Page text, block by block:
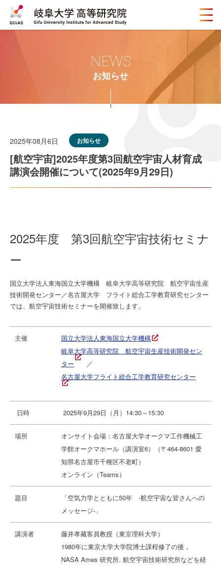
メ
ニ
ュ
ー
ボ
お知らせ
NEWS
2025年08月6日 お知らせ
[航空宇宙]2025年度第3回航空宇宙人材育成
講演会開催について(2025年9月29日)
2025年度 第3回航空宇宙技術セミナ
ー
国立大学法人東海国立大学機構 岐阜大学高等研究院 航空宇宙生産
技術開発センター／名古屋大学 フライト総合工学教育研究センター
では、航空宇宙技術セミナーを開催致します。
主催
国立大学法人東海国立大学機構
岐阜大学高等研究院 航空宇宙生産技術開発セン
ター
／
名古屋大学フライト総合工学教育研究センター
日時 2025年9月29日（月）14:30～15:30
場所
オンサイト会場：名古屋大学オークマ工作機械工
学館オークマホール（講演室6）（〒464-8601 愛
知県名古屋市千種区不老町）
オンライン（Teams）
題目
「空気力学とともに50年 -航空宇宙な皆さんへの
メッセージ-」
講演者
藤井孝藏客員教授（東京理科大学）
1980年に東京大学大学院博士課程修了の後，
NASA Ames 研究所, 航空宇宙技術研究所などを経